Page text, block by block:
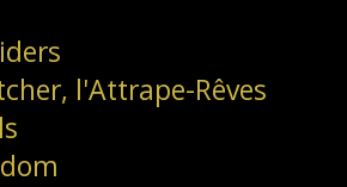
l'Attrape-Rêves